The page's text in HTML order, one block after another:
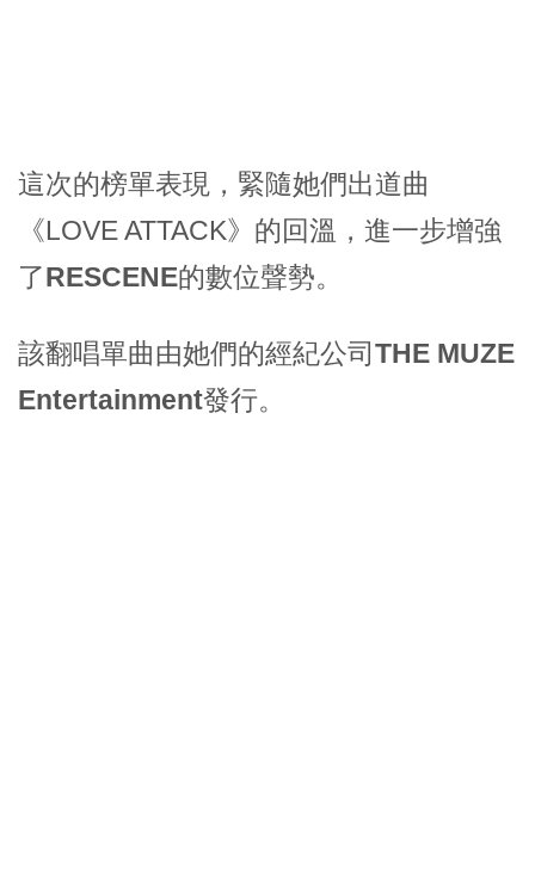
這次的榜單表現，緊隨她們出道曲
《LOVE ATTACK》的回溫，進一步增強
了RESCENE的數位聲勢。
該翻唱單曲由她們的經紀公司THE MUZE
Entertainment發行。